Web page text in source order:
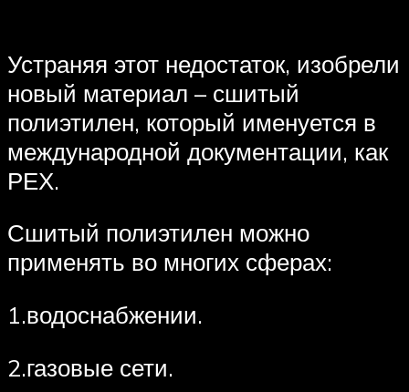
Устраняя этот недостаток, изобрели
новый материал – сшитый
полиэтилен, который именуется в
международной документации, как
РЕХ.
Сшитый полиэтилен можно
применять во многих сферах:
1.водоснабжении.
2.газовые сети.